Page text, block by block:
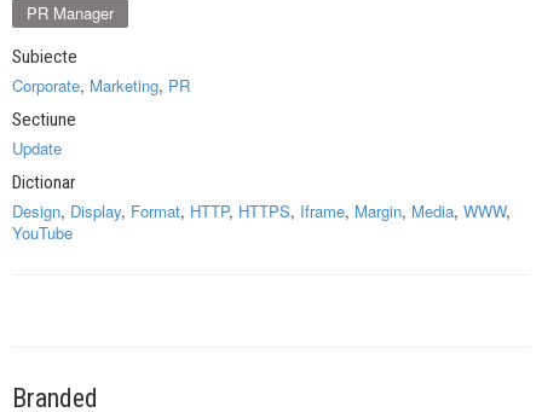
PR Manager
Subiecte
Corporate, Marketing, PR
Sectiune
Update
Dictionar
Design, Display, Format, HTTP, HTTPS, Iframe, Margin, Media, WWW,
YouTube
Branded